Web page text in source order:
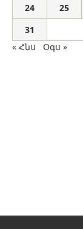
24
25
31
« Հնս
Օգս »